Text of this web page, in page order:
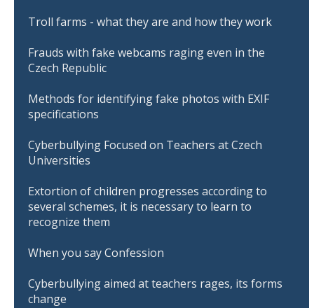
Troll farms - what they are and how they work
Frauds with fake webcams raging even in the
Czech Republic
Methods for identifying fake photos with EXIF
specifications
Cyberbullying Focused on Teachers at Czech
Universities
Extortion of children progresses according to
several schemes, it is necessary to learn to
recognize them
When you say Confession
Cyberbullying aimed at teachers rages, its forms
change